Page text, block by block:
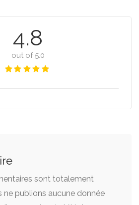
4.8
out of 5.0
sont totalement
ne publions aucune donnée